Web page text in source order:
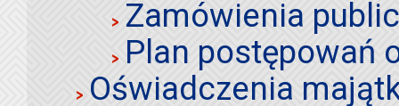
Zamówienia
Plan postępowań
Oświadczenia